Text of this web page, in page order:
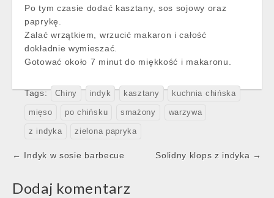
Po tym czasie dodać kasztany, sos sojowy oraz
paprykę.
Zalać wrzątkiem, wrzucić makaron i całość
dokładnie wymieszać.
Gotować około 7 minut do miękkość i makaronu.
Tags: Chiny indyk kasztany kuchnia chińska
mięso po chińsku smażony warzywa
z indyka zielona papryka
Post
← Indyk w sosie barbecue Solidny klops z indyka →
Dodaj komentarz